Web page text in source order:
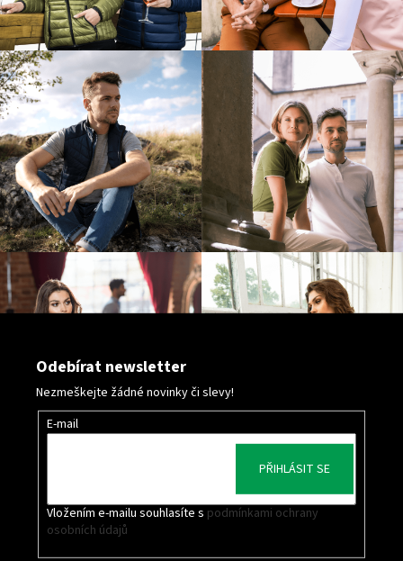
Odebírat newsletter
Nezmeškejte žádné novinky či slevy!
E-mail
Vložením e-mailu souhlasíte s podmínkami ochrany
osobních údajů
PŘIHLÁSIT SE